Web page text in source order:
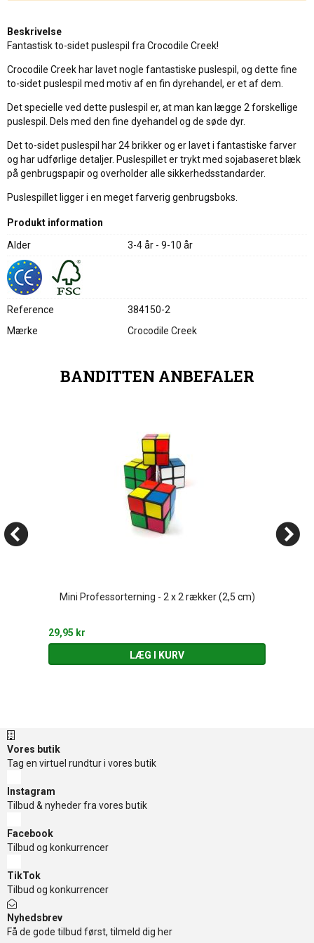
Beskrivelse
Fantastisk to-sidet puslespil fra Crocodile Creek!
Crocodile Creek har lavet nogle fantastiske puslespil, og dette fine
to-sidet puslespil med motiv af en fin dyrehandel, er et af dem.
Det specielle ved dette puslespil er, at man kan lægge 2 forskellige
puslespil. Dels med den fine dyehandel og de søde dyr.
Det to-sidet puslespil har 24 brikker og er lavet i fantastiske farver
og har udførlige detaljer. Puslespillet er trykt med sojabaseret blæk
på genbrugspapir og overholder alle sikkerhedsstandarder.
Puslespillet ligger i en meget farverig genbrugsboks.
Produkt information
Alder
3-4 år - 9-10 år
Reference
384150-2
Mærke
Crocodile Creek
BANDITTEN ANBEFALER
Mini Professorterning - 2 x 2 rækker (2,5 cm)
29,95 kr
LÆG I KURV
Vores butik
Tag en virtuel rundtur i vores butik
Instagram
Tilbud & nyheder fra vores butik
Facebook
Tilbud og konkurrencer
TikTok
Tilbud og konkurrencer
Nyhedsbrev
Få de gode tilbud først, tilmeld dig her